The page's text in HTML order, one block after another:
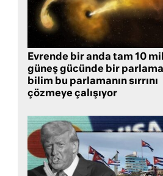
Evrende bir anda tam 10
güneş gücünde bir
bilim bu parlamanın sırrını
çözmeye çalışıyor